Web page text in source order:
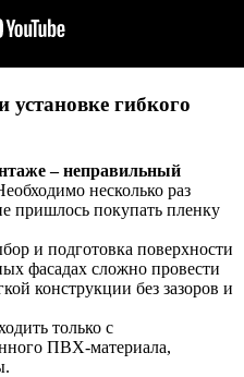
гибкого
– неправильный
несколько раз
пришлось покупать пленку
и подготовка поверхности
фасадах сложно провести
конструкции без зазоров и
только с
ПВХ-материала,